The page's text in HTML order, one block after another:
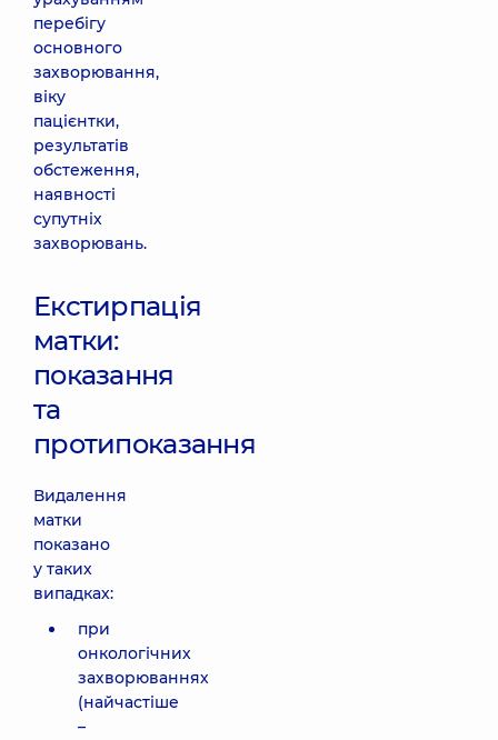
перебігу
основного
захворювання,
віку
пацієнтки,
результатів
обстеження,
наявності
супутніх
захворювань.
Екстирпація
матки:
показання
та
протипоказання
Видалення
матки
показано
у таких
випадках:
при
онкологічних
захворюваннях
(найчастіше
–